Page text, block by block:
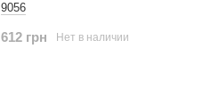
9056
612 грн Нет в наличии